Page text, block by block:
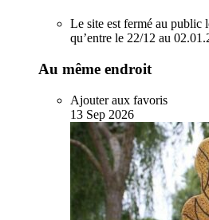
Le site est fermé au public
qu’entre le 22/12 au
Au même endroit
Ajouter aux favoris
13 Sep 2026